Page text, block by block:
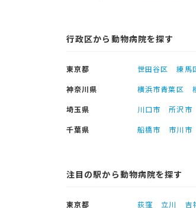
行政区から動物病院を探す
東京都 世田谷区 練馬
神奈川県
横浜市青葉区
埼玉県
川口市 所沢市
千葉県
船橋市 市川市
注目の駅から動物病院を探す
東京都 荻窪 立川 吉